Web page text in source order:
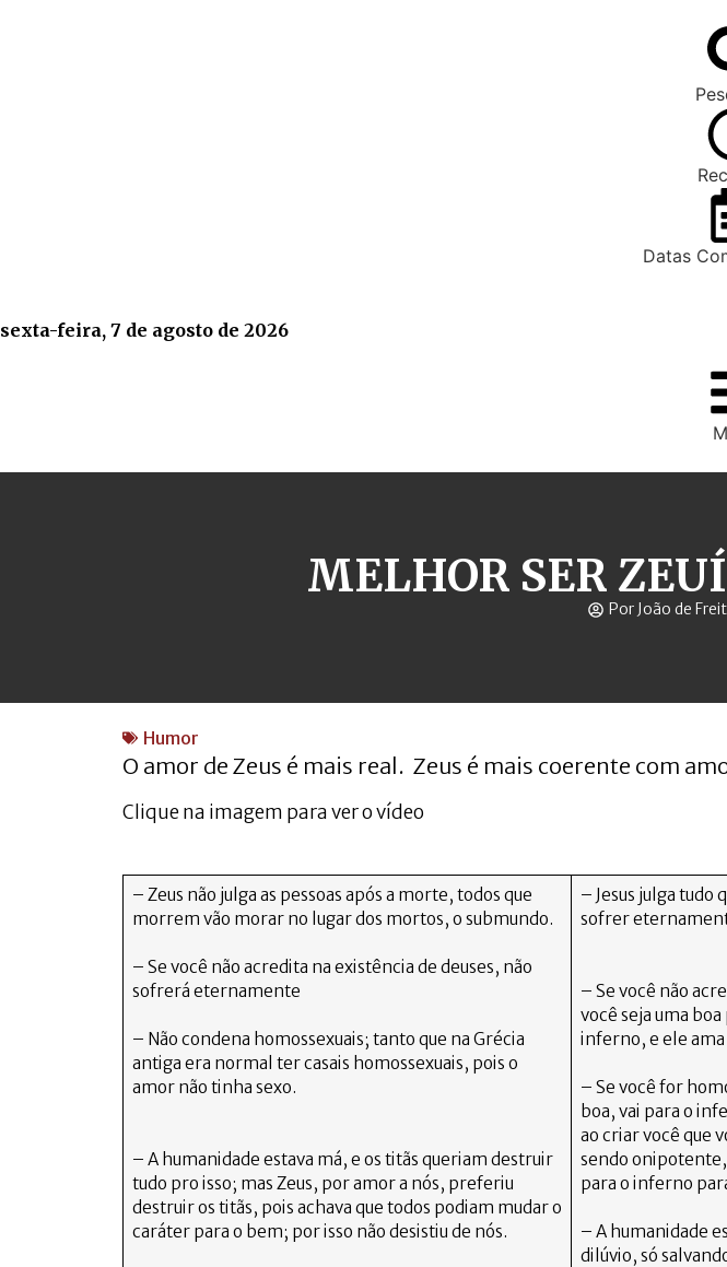
Datas
sexta-feira, 7 de agosto de 2026
MELHOR SER
Por João de
Humor
O amor de Zeus é mais real. Zeus é mais coerente com
Clique na imagem para ver o vídeo
– Zeus não julga as pessoas após a morte, todos que
morrem vão morar no lugar dos mortos, o submundo.
– Se você não acredita na existência de deuses, não
sofrerá eternamente
– Não condena homossexuais; tanto que na Grécia
antiga era normal ter casais homossexuais, pois o
amor não tinha sexo.
– A humanidade estava má, e os titãs queriam destruir
tudo pro isso; mas Zeus, por amor a nós, preferiu
destruir os titãs, pois achava que todos podiam mudar o
caráter para o bem; por isso não desistiu de nós.
– Jesus julga tudo
sofrer
– Se você não
você seja uma
inferno, e ele ama
– Se você for
boa, vai para o
ao criar você que
sendo
para o inferno
– A humanidade
dilúvio, só